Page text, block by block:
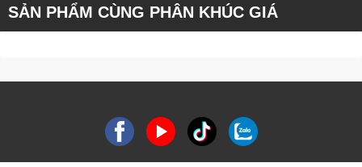
SẢN PHẨM CÙNG PHÂN KHÚC GIÁ